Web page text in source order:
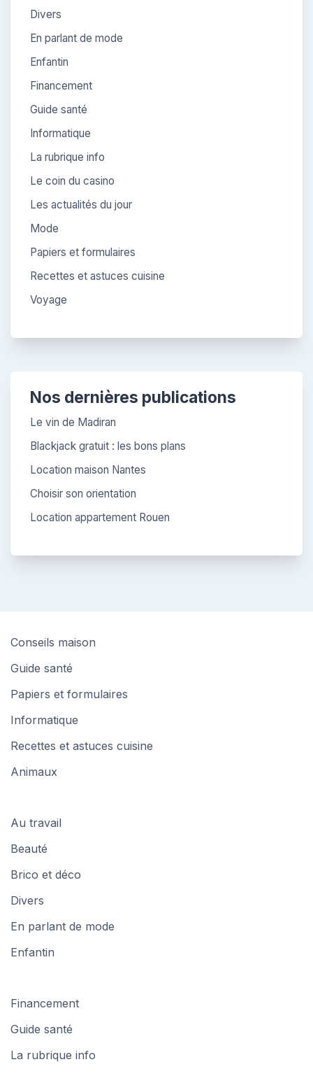
Divers
En parlant de mode
Enfantin
Financement
Guide santé
Informatique
La rubrique info
Le coin du casino
Les actualités du jour
Mode
Papiers et formulaires
Recettes et astuces cuisine
Voyage
Nos dernières publications
Le vin de Madiran
Blackjack gratuit : les bons plans
Location maison Nantes
Choisir son orientation
Location appartement Rouen
Conseils maison
Guide santé
Papiers et formulaires
Informatique
Recettes et astuces cuisine
Animaux
Au travail
Beauté
Brico et déco
Divers
En parlant de mode
Enfantin
Financement
Guide santé
La rubrique info